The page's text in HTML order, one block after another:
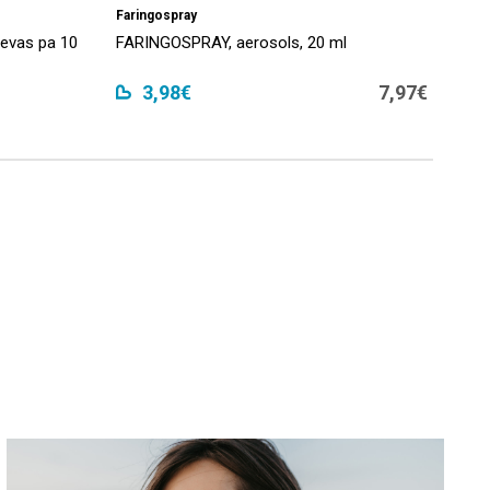
pa 10
Faringospray
FARINGOSPRAY, aerosols, 20 ml
3,98€ 7,97€